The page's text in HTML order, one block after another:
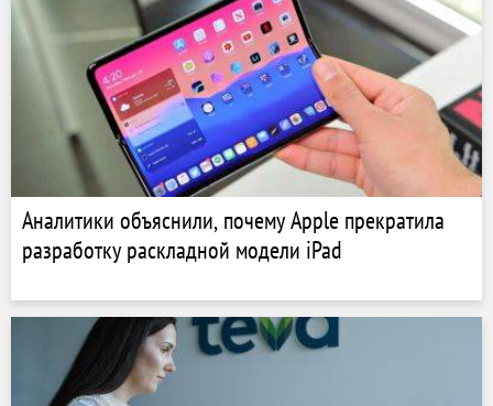
Аналитики объяснили, почему Apple прекратила
разработку раскладной модели iPad